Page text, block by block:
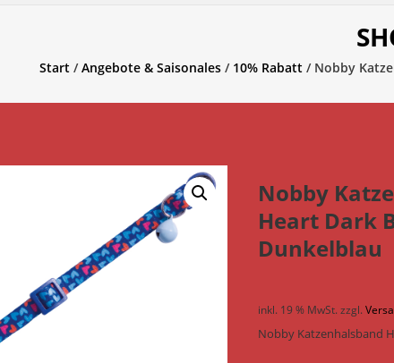
Start /Angebote & Saisonales / 10% Rabatt / Nobby
Nobby
Heart Dark
Dunkelblau
inkl. 19 % MwSt. zzgl.
Nobby Katzenhalsband